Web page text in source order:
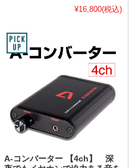
¥16,800(税込)
A-コンバーター 【4ch】 深